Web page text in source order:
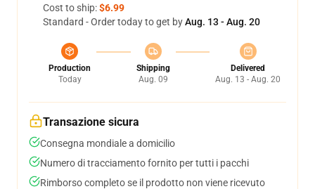
Cost to ship:$6.99
Standard - Order today to get byAug. 13 - Aug. 20
Production
Today
Shipping
Aug. 09
Delivered
Aug. 13 - Aug. 20
Transazione sicura
Consegna mondiale a domicilio
Numero di tracciamento fornito per tutti i pacchi
Rimborso completo se il prodotto non viene ricevuto